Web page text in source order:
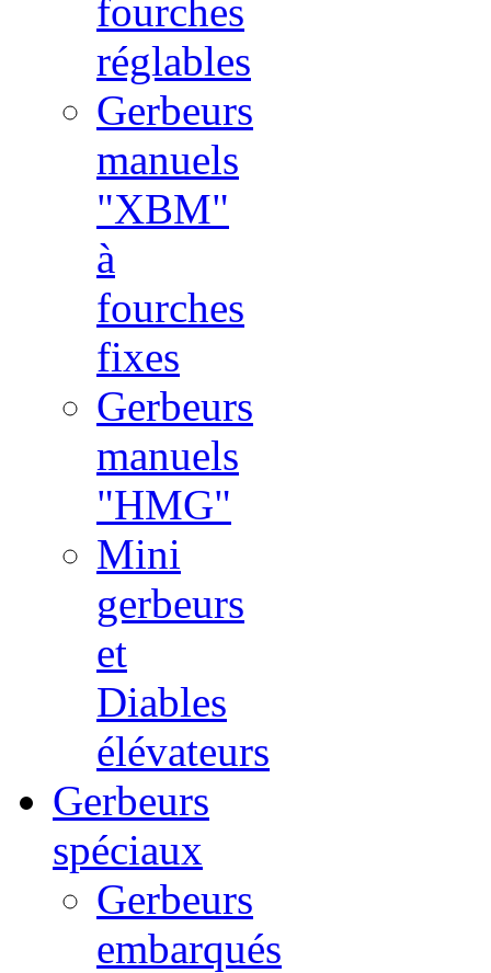
fourches
réglables
Gerbeurs
manuels
"XBM"
à
fourches
fixes
Gerbeurs
manuels
"HMG"
Mini
gerbeurs
et
Diables
élévateurs
Gerbeurs
spéciaux
Gerbeurs
embarqués